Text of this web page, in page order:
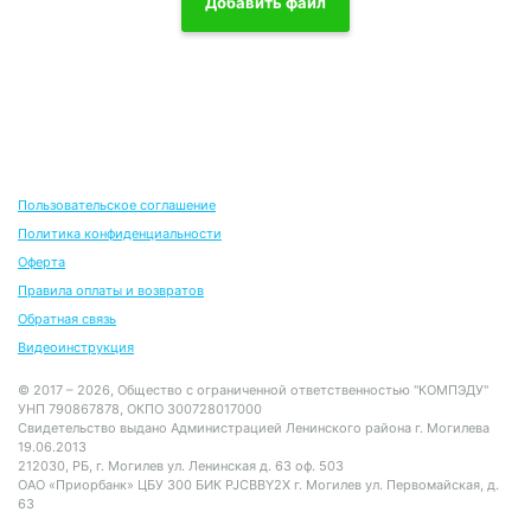
Программы/Стандартные/ Paint
Графические редакторы предоставляют право
Пользовательское соглашение
Политика конфиденциальности
Оферта
Правила оплаты и возвратов
Обратная связь
Видеоинструкция
© 2017 – 2026, Общество с ограниченной ответственностью "КОМПЭДУ"
УНП 790867878, ОКПО 300728017000
Свидетельство выдано Администрацией Ленинского района г. Могилева
19.06.2013
212030, РБ, г. Могилев ул. Ленинская д. 63 оф. 503
ОАО «Приорбанк» ЦБУ 300 БИК PJCBBY2X г. Могилев ул. Первомайская, д.
63